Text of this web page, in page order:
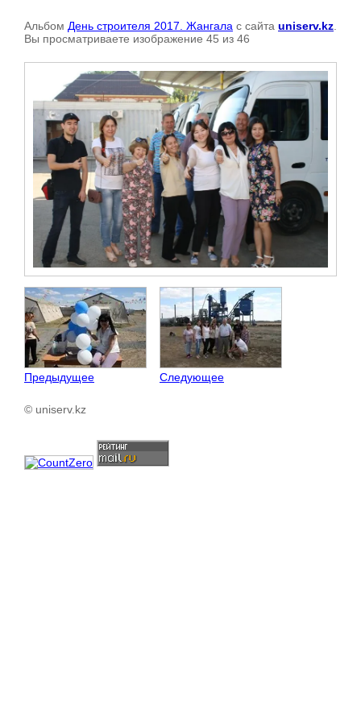
Альбом День строителя 2017. Жангала с сайта uniserv.kz
Вы просматриваете изображение 45 из 46
Предыдущее Следующее
© uniserv.kz